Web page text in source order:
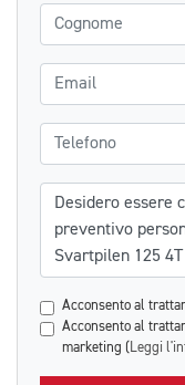
Cognome
Email
Telefono
Messaggio
Acconsento al
Acconsento al
marketing ( Leggi